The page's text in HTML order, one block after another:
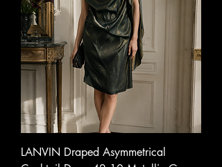
LANVIN Draped Asymmetrical